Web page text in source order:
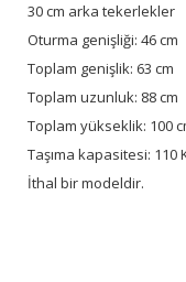
30 cm arka tekerlekler
Oturma genişliği: 46 cm
Toplam genişlik: 63 cm
Toplam uzunluk: 88 cm
Toplam yükseklik: 100
Taşıma kapasitesi: 110
İthal bir modeldir.